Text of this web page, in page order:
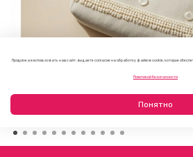
Продолжая использовать наш сайт, вы даете согласие на обработку файлов cookie, которые
Политикой безопасности
Понятно